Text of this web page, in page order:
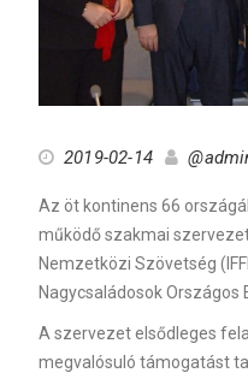
2019-02-14
Az öt kontinens 66
működő szakmai
Nemzetközi Szövetség
Nagycsaládosok Országos
A szervezet elsődleges
megvalósuló támogatást